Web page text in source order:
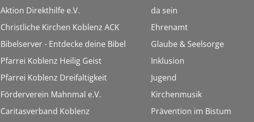
Aktion Direkthilfe e.V.
Christliche Kirchen Koblenz ACK
Bibelserver - Entdecke deine Bibel
Pfarrei Koblenz Heilig Geist
Pfarrei Koblenz Dreifaltigkeit
Förderverein Mahnmal e.V.
Caritasverband Koblenz
da sein
Ehrenamt
Glaube & Seelsorge
Inklusion
Jugend
Kirchenmusik
Prävention im Bistum